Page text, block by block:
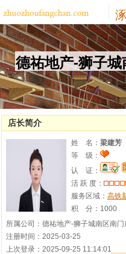
德祐地产-狮子
店长简介
姓 名： 梁建芳
等 级：
认 证：
活 跃 度：
服务区域： 高铁
积 分： 1000
所属公司：德祐地产-狮子城南区南门
注册时间：2025-03-25
上次登录：2025-09-25 11:14:01